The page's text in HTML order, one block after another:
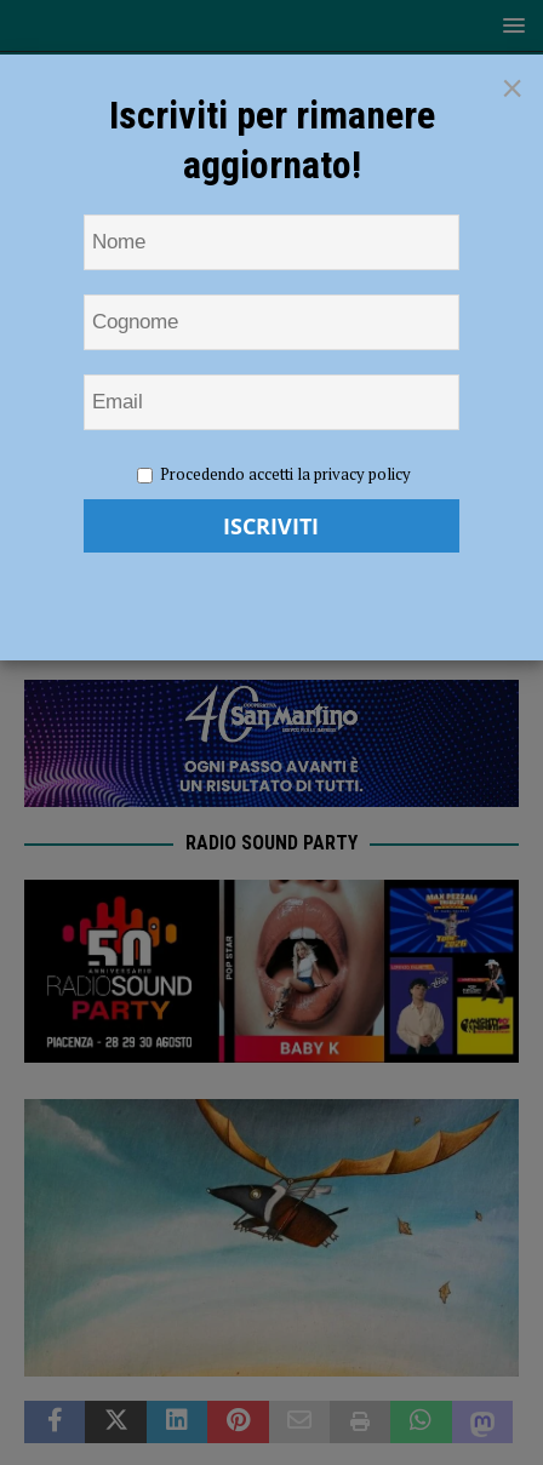
Matta al Trieste 34, la mostra aperta fino al 30 gennaio 2022
Castagna Matta al Trieste 34, la mostra
RADIO SOUND PARTY
×
Iscriviti per rimanere
aggiornato!
Procedendo accetti la privacy policy